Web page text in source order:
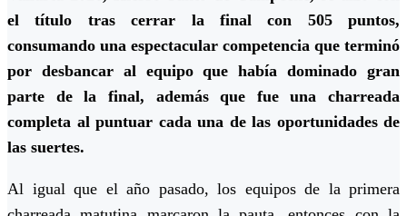
el título tras cerrar la final con 505 puntos,
consumando una espectacular competencia que terminó
por desbancar al equipo que había dominado gran
parte de la final, además que fue una charreada
completa al puntuar cada una de las oportunidades de
las suertes.
Al igual que el año pasado, los equipos de la primera